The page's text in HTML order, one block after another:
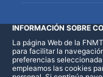
LinkedIn
INFORMACIÓN SOBRE
La página Web de la
para facilitar la
preferencias
empleamos las cookies